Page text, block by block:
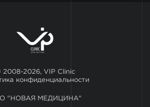
2008-2026, VIP Clinic
конфиденциальности
"НОВАЯ МЕДИЦИНА"